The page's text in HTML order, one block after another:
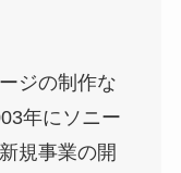
ジの制作な
年にソニー
規事業の開